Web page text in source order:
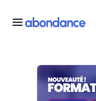
Toutes les actus
Actus SEO
Plateforme